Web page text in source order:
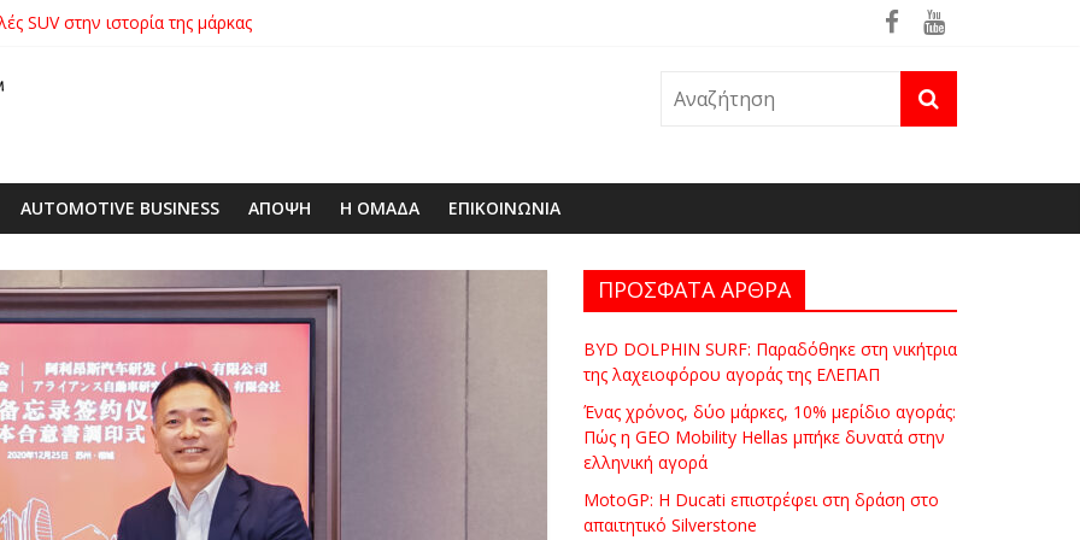
SUV στην ιστορία της μάρκας
Πώς η GEO Mobility Hellas μπήκε δυνατά στην ελληνική αγορά
απαιτητικό Silverstone
με δεξαμενή 600 λίτρων στην ΕΠΟΜΕΑ Βιλίων – το όχημα βρέθηκε ήδη στη φωτιά του Πόρτο Γερμενό
AUTOMOTIVE BUSINESS ΑΠΟΨΗ Η ΟΜΑΔΑ ΕΠΙΚΟΙΝΩΝΙΑ
ΠΡΟΣΦΑΤΑ ΑΡΘΡΑ
BYD DOLPHIN SURF: Παραδόθηκε στη νικήτρια
της λαχειοφόρου αγοράς της ΕΛΕΠΑΠ
Ένας χρόνος, δύο μάρκες, 10% μερίδιο αγοράς:
Πώς η GEO Mobility Hellas μπήκε δυνατά στην
ελληνική αγορά
MotoGP: Η Ducati επιστρέφει στη δράση στο
απαιτητικό Silverstone